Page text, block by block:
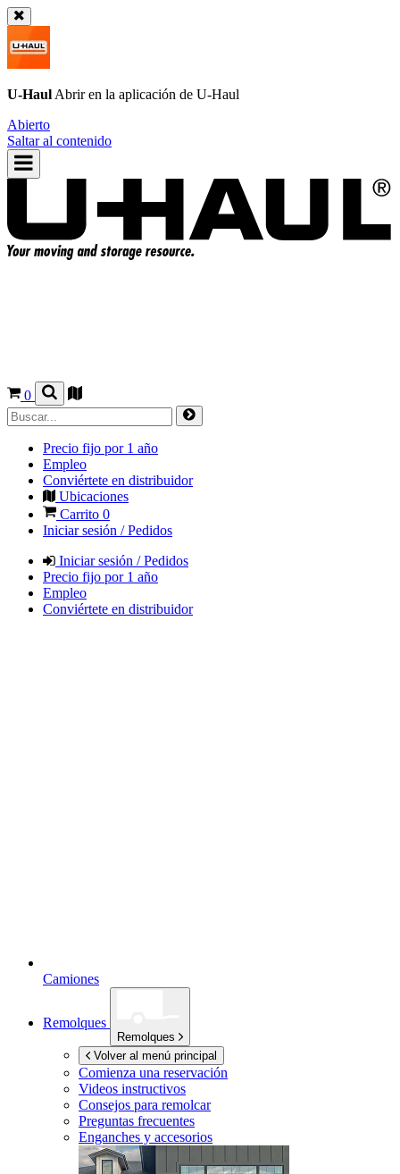
U-Haul Abrir en la aplicación de U-Haul
Abierto
Saltar al contenido
0
Precio fijo por 1 año
Empleo
Conviértete en distribuidor
Ubicaciones
Carrito 0
Iniciar sesión / Pedidos
Iniciar sesión / Pedidos
Precio fijo por 1 año
Empleo
Conviértete en distribuidor
Camiones
Remolques
Remolques
Volver al menú principal
Comienza una reservación
Videos instructivos
Consejos para remolcar
Preguntas frecuentes
Enganches y accesorios